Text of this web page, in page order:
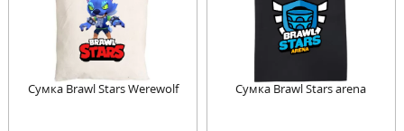
Сумка Brawl Stars Werewolf Сумка Brawl Stars arena